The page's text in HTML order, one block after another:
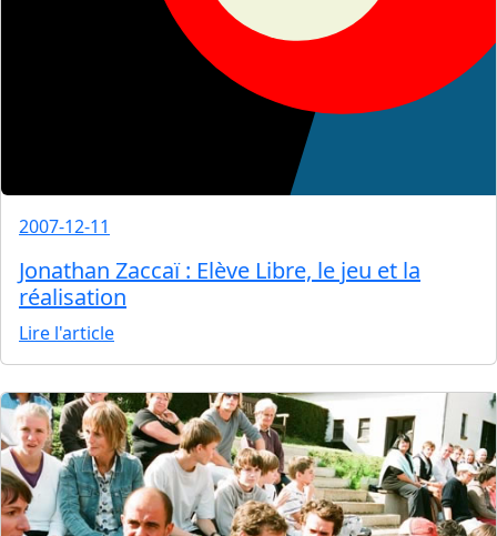
2007-12-11
Jonathan Zaccaï : Elève Libre, le jeu et la
réalisation
Lire l'article